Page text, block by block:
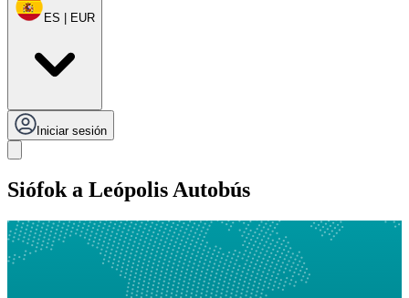
ES | EUR
Iniciar sesión
Siófok a Leópolis Autobús